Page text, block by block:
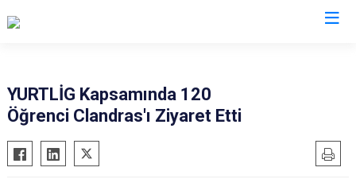
Banaz
Eşme
YURTLİG Kapsamında 120
Öğrenci Clandras'ı Ziyaret Etti